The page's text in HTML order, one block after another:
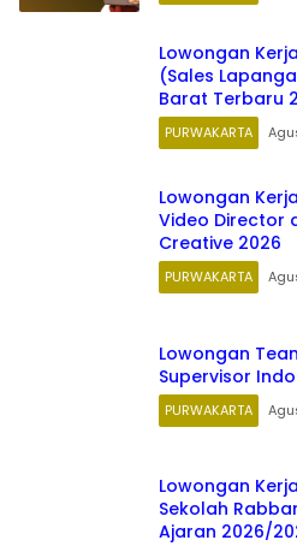
Lowongan
(Sales
Barat Terbaru
PURWAKARTA
Lowongan
Video Director
Creative 2026
PURWAKARTA
Lowongan
Supervisor
PURWAKARTA
Lowongan
Sekolah
Ajaran 2026/